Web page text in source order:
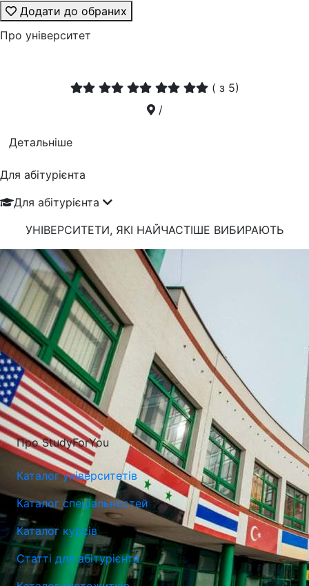
Додати до обраних
Про університет
( з 5)
/
Детальніше
Для абітурієнта
Для абітурієнта
УНІВЕРСИТЕТИ, ЯКІ НАЙЧАСТІШЕ ВИБИРАЮТЬ
Про StudyForYou
Каталог університетів
Каталог спеціальностей
Каталог курсів
Статті для абітурієнта